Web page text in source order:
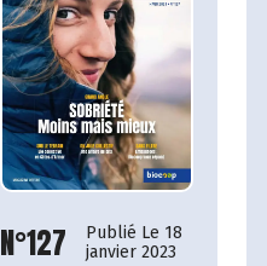
N°127
Publié Le 18
janvier 2023